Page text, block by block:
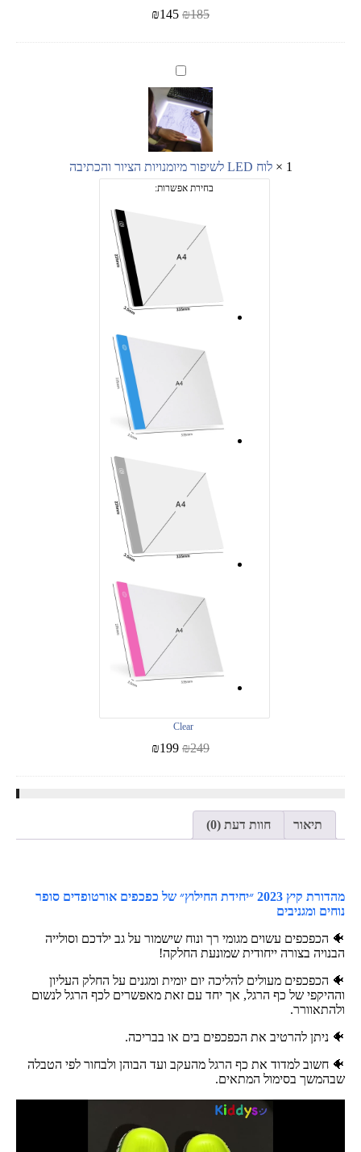
₪185
₪145
לוח
LED
לשיפור
מיומנויות
הציור
והכתיבה
1
×לוח LED לשיפור מיומנויות הציור והכתיבה
בחירת אפשרות:
Clear
₪249
₪199
תיאור חוות דעת (0)
מהדורת קיץ 2023 ״יחידת החילוץ״ של כפכפים אורטופדים סופר
נוחים ומגניבים
🐠 הכפכפים עשוים מגומי רך ונוח שישמור על גב ילדכם וסולייה
הבנויה בצורה ייחודית שמונעת החלקה!
🐠 הכפכפים מעולים להליכה יום יומית ומגנים על החלק העליון
וההיקפי של כף הרגל, אך יחד עם זאת מאפשרים לכף הרגל לנשום
ולהתאוורר.
🐠 ניתן להרטיב את הכפכפים בים או בבריכה.
🐠 חשוב למדוד את כף הרגל מהעקב ועד הבוהן ולבחור לפי הטבלה
שבהמשך בסימול המתאים.